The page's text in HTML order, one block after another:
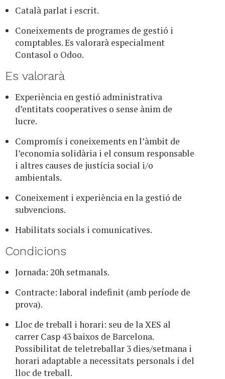
Català parlat i escrit.
Coneixements de programes de gestió i
comptables. Es valorarà especialment
Contasol o Odoo.
Es valorarà
Experiència en gestió administrativa
d’entitats cooperatives o sense ànim de
lucre.
Compromís i coneixements en l’àmbit de
l’economia solidària i el consum responsable
i altres causes de justícia social i/o
ambientals.
Coneixement i experiència en la gestió de
subvencions.
Habilitats socials i comunicatives.
Condicions
Jornada: 20h setmanals.
Contracte: laboral indefinit (amb període de
prova).
Lloc de treball i horari: seu de la XES al
carrer Casp 43 baixos de Barcelona.
Possibilitat de teletreballar 3 dies/setmana i
horari adaptable a necessitats personals i del
lloc de treball.